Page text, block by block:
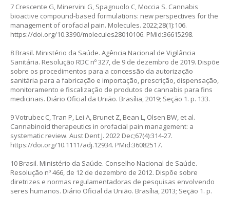
7 Crescente G, Minervini G, Spagnuolo C, Moccia S. Cannabis
bioactive compound-based formulations: new perspectives for the
management of orofacial pain. Molecules. 2022;28(1):106.
https://doi.org/10.3390/molecules28010106. PMid:36615298.
8 Brasil. Ministério da Saúde. Agência Nacional de Vigilância
Sanitária. Resolução RDC nº 327, de 9 de dezembro de 2019. Dispõe
sobre os procedimentos para a concessão da autorização
sanitária para a fabricação e importação, prescrição, dispensação,
monitoramento e fiscalização de produtos de cannabis para fins
medicinais. Diário Oficial da União. Brasília, 2019; Seção 1. p. 133.
9 Votrubec C, Tran P, Lei A, Brunet Z, Bean L, Olsen BW, et al.
Cannabinoid therapeutics in orofacial pain management: a
systematic review. Aust Dent J. 2022 Dec;67(4):314-27.
https://doi.org/10.1111/adj.12934. PMid:36082517.
10 Brasil. Ministério da Saúde. Conselho Nacional de Saúde.
Resolução nº 466, de 12 de dezembro de 2012. Dispõe sobre
diretrizes e normas regulamentadoras de pesquisas envolvendo
seres humanos. Diário Oficial da União. Brasília, 2013; Seção 1. p.